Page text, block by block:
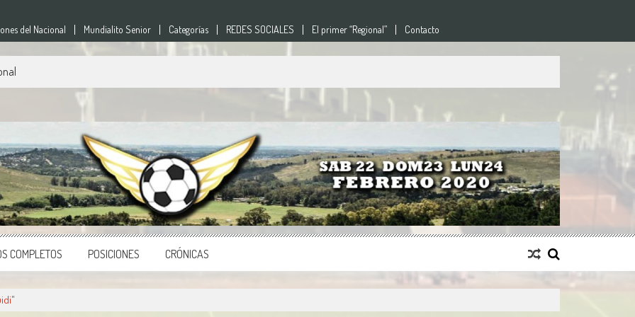
del Nacional Mundialito Senior Categorías REDES SOCIALES El primer “Regional” Contacto
del país.
COMPLETOS POSICIONES CRÓNICAS